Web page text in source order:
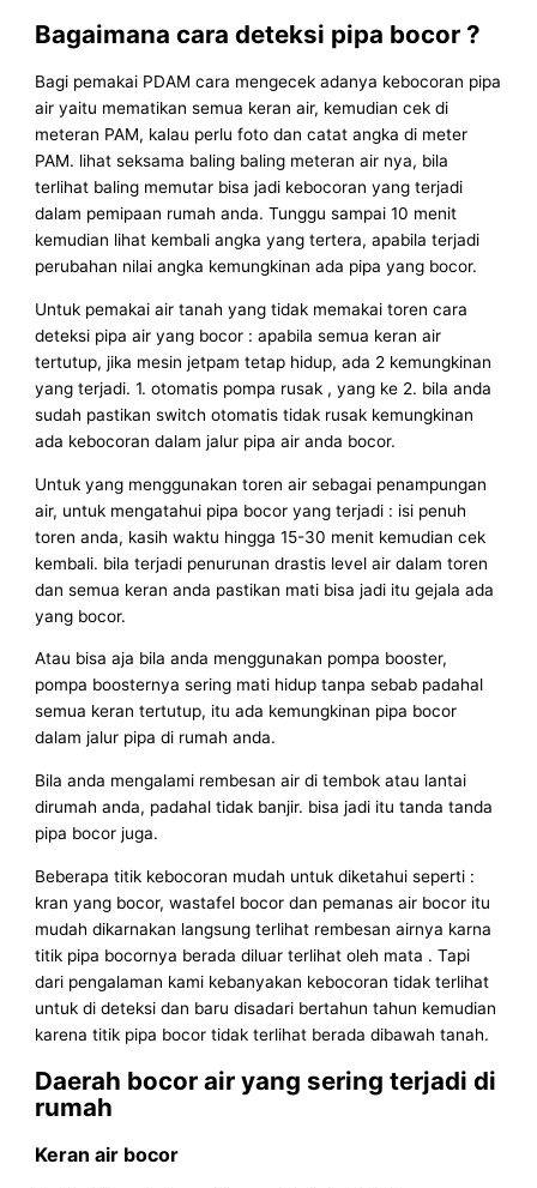
Bagaimana cara deteksi pipa bocor ?
Bagi pemakai PDAM cara mengecek adanya kebocoran pipa
air yaitu mematikan semua keran air, kemudian cek di
meteran PAM, kalau perlu foto dan catat angka di meter
PAM. lihat seksama baling baling meteran air nya, bila
terlihat baling memutar bisa jadi kebocoran yang terjadi
dalam pemipaan rumah anda. Tunggu sampai 10 menit
kemudian lihat kembali angka yang tertera, apabila terjadi
perubahan nilai angka kemungkinan ada pipa yang bocor.
Untuk pemakai air tanah yang tidak memakai toren cara
deteksi pipa air yang bocor : apabila semua keran air
tertutup, jika mesin jetpam tetap hidup, ada 2 kemungkinan
yang terjadi. 1. otomatis pompa rusak , yang ke 2. bila anda
sudah pastikan switch otomatis tidak rusak kemungkinan
ada kebocoran dalam jalur pipa air anda bocor.
Untuk yang menggunakan toren air sebagai penampungan
air, untuk mengatahui pipa bocor yang terjadi : isi penuh
toren anda, kasih waktu hingga 15-30 menit kemudian cek
kembali. bila terjadi penurunan drastis level air dalam toren
dan semua keran anda pastikan mati bisa jadi itu gejala ada
yang bocor.
Atau bisa aja bila anda menggunakan pompa booster,
pompa boosternya sering mati hidup tanpa sebab padahal
semua keran tertutup, itu ada kemungkinan pipa bocor
dalam jalur pipa di rumah anda.
Bila anda mengalami rembesan air di tembok atau lantai
dirumah anda, padahal tidak banjir. bisa jadi itu tanda tanda
pipa bocor juga.
Beberapa titik kebocoran mudah untuk diketahui seperti :
kran yang bocor, wastafel bocor dan pemanas air bocor itu
mudah dikarnakan langsung terlihat rembesan airnya karna
titik pipa bocornya berada diluar terlihat oleh mata . Tapi
dari pengalaman kami kebanyakan kebocoran tidak terlihat
untuk di deteksi dan baru disadari bertahun tahun kemudian
karena titik pipa bocor tidak terlihat berada dibawah tanah.
Daerah bocor air yang sering terjadi di
rumah
Keran air bocor